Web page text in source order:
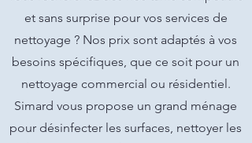
et sans surprise pour vos services de
nettoyage ? Nos prix sont adaptés à vos
besoins spécifiques, que ce soit pour un
nettoyage commercial ou résidentiel.
Simard vous propose un grand ménage
pour désinfecter les surfaces, nettoyer les